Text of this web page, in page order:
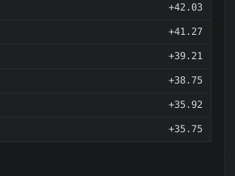
+42.03
+41.27
+39.21
+38.75
+35.92
+35.75